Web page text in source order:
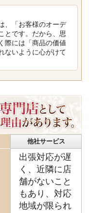
、「お客様のオーデ
とです。だから、思
際には「商品の価値
ないように心がけて
他社サービス
出張対応が遅
く、近隣に店
舗がないこと
もあり、対応
地域が限られ